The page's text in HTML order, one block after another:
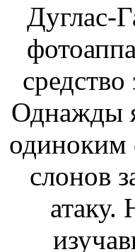
Дуглас-
Однажды
слонов
атаку.